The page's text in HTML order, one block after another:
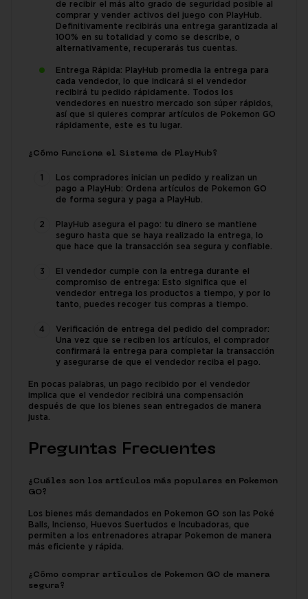
de recibir el más alto grado de seguridad posible al
comprar y vender activos del juego con PlayHub.
Definitivamente recibirás una entrega garantizada al
100% en su totalidad y como se describe, o
alternativamente, recuperarás tus cuentas.
Entrega Rápida: PlayHub promedia la entrega para
cada vendedor, lo que indicará si el vendedor
recibirá tu pedido rápidamente. Todos los
vendedores en nuestro mercado son súper rápidos,
así que si quieres comprar artículos de Pokemon GO
rápidamente, este es tu lugar.
¿Cómo Funciona el Sistema de PlayHub?
Los compradores inician un pedido y realizan un
pago a PlayHub: Ordena artículos de Pokemon GO
de forma segura y paga a PlayHub.
PlayHub asegura el pago: tu dinero se mantiene
seguro hasta que se haya realizado la entrega, lo
que hace que la transacción sea segura y confiable.
El vendedor cumple con la entrega durante el
compromiso de entrega: Esto significa que el
vendedor entrega los productos a tiempo, y por lo
tanto, puedes recoger tus compras a tiempo.
Verificación de entrega del pedido del comprador:
Una vez que se reciben los artículos, el comprador
confirmará la entrega para completar la transacción
y asegurarse de que el vendedor reciba el pago.
En pocas palabras, un pago recibido por el vendedor
implica que el vendedor recibirá una compensación
después de que los bienes sean entregados de manera
justa.
Preguntas Frecuentes
¿Cuáles son los artículos más populares en Pokemon
GO?
Los bienes más demandados en Pokemon GO son las Poké
Balls, Incienso, Huevos Suertudos e Incubadoras, que
permiten a los entrenadores atrapar Pokemon de manera
más eficiente y rápida.
¿Cómo comprar artículos de Pokemon GO de manera
segura?